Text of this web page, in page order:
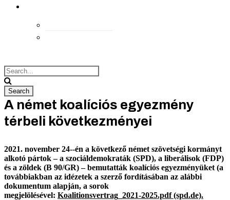
A német koalíciós egyezmény
térbeli következményei
2021. november 24-­‐én a következő német szövetségi kormányt
alkotó pártok – a szociáldemokraták (SPD), a liberálisok (FDP)
és a zöldek (B 90/GR) – bemutatták koalíciós egyezményüket (a
továbbiakban az idézetek a szerző fordításában az alábbi
dokumentum alapján, a sorok
megjelölésével: Koalitionsvertrag_2021-2025.pdf (spd.de).